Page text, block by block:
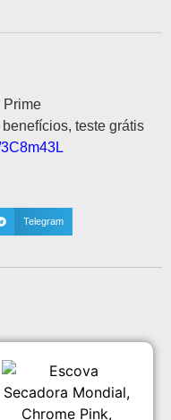
Prime
teste grátis
Telegram